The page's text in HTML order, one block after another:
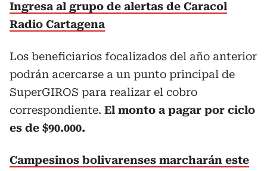
Ingresa al grupo de alertas de Caracol
Radio Cartagena
Los beneficiarios focalizados del año anterior
podrán acercarse a un punto principal de
SuperGIROS para realizar el cobro
correspondiente. El monto a pagar por ciclo
es de $90.000.
Campesinos bolivarenses marcharán este